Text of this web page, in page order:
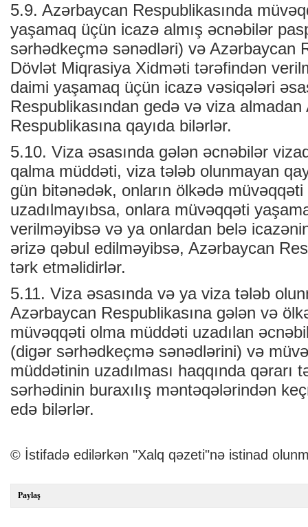
5.9. Azərbaycan Respublikasında
yaşamaq üçün icazə almış əcnəbilər
sərhədkeçmə sənədləri) və Azərbaycan
Dövlət Miqrasiya Xidməti tərəfindən
daimi yaşamaq üçün icazə vəsiqələri
Respublikasından gedə və viza
Respublikasına qayıda bilərlər.
5.10. Viza əsasında gələn əcnəbilər
qalma müddəti, viza tələb olunmayan
gün bitənədək, onların ölkədə
uzadılmayıbsa, onlara müvəqqəti
verilməyibsə və ya onlardan belə
ərizə qəbul edilməyibsə, Azərbaycan
tərk etməlidirlər.
5.11. Viza əsasında və ya viza tələb
Azərbaycan Respublikasına gələn və
müvəqqəti olma müddəti uzadılan
(digər sərhədkeçmə sənədlərini) və
müddətinin uzadılması haqqında qərarı
sərhədinin buraxılış məntəqələrindən
edə bilərlər.
© İstifadə edilərkən "Xalq qəzeti"nə istinad
Paylaş